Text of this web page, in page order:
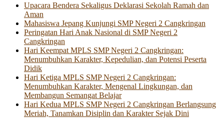
Upacara Bendera Sekaligus Deklarasi Sekolah Ramah dan
Aman
Mahasiswa Jepang Kunjungi SMP Negeri 2 Cangkringan
Peringatan Hari Anak Nasional di SMP Negeri 2
Cangkringan
Hari Keempat MPLS SMP Negeri 2 Cangkringan:
Menumbuhkan Karakter, Kepedulian, dan Potensi Peserta
Didik
Hari Ketiga MPLS SMP Negeri 2 Cangkringan:
Menumbuhkan Karakter, Mengenal Lingkungan, dan
Membangun Semangat Belajar
Hari Kedua MPLS SMP Negeri 2 Cangkringan Berlangsung
Meriah, Tanamkan Disiplin dan Karakter Sejak Dini